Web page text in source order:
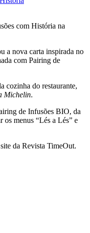
a nova carta inspirada no
com Pairing de
cozinha do restaurante,
Michelin.
de Infusões BIO, da
os menus “Lés a Lés” e
da Revista TimeOut.